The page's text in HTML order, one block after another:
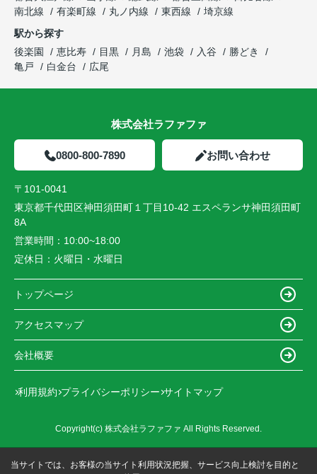
南北線
有楽町線 丸ノ内線 東西線
埼京線
駅から探す
後楽園
恵比寿 目黒 月島 池袋 入谷
勝どき
亀戸
白金台 広尾
株式会社ラファファ
0800-800-7890 お問い合わせ
〒101-0041
東京都千代田区神田須田町１丁目10-42 エスペランサ神田須田町
8A
営業時間： 10:00~18:00
定休日： 火曜日・水曜日
トップページ
アクセスマップ
会社概要
利用規約 プライバシーポリシー サイトマップ
Copyright(c) 株式会社ラファファ All Rights Reserved.
当サイトでは、お客様の当サイト利用状況把握、サービス向上検討を目的と